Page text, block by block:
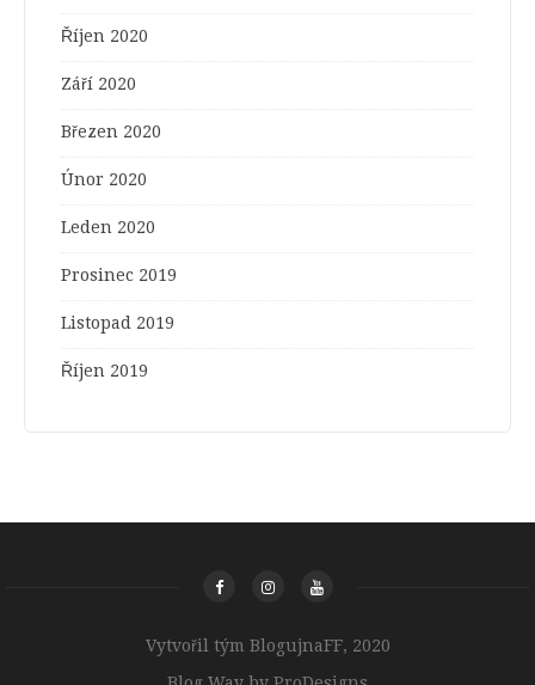
Říjen 2020
Září 2020
Březen 2020
Únor 2020
Leden 2020
Prosinec 2019
Listopad 2019
Říjen 2019
Vytvořil tým BlogujnaFF, 2020